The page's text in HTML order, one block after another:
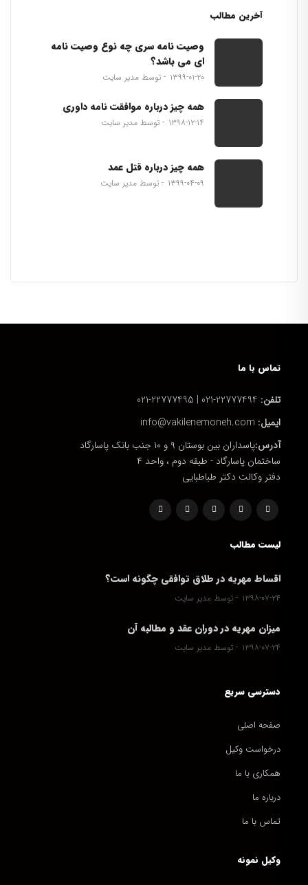
آخرین مطالب
وصیت نامه سری چه نوع وصیت نامه
ای می باشد؟
۱۳۹۹-۰۱-۲۰ توسط مدیر سایت
همه چیز درباره موافقت نامه داوری
۱۳۹۸-۱۲-۱۴ توسط مدیر سایت
همه چیز درباره قتل عمد
۱۳۹۹-۰۴-۰۹ توسط مدیر سایت
تماس با ما
تلفن:
ایمیل:
آدرس:پاسداران بین بوستان ۹ و ۱۰ جنب بانک پاسارگاد
ساختمان پاسارگاد - طبقه دوم ، واحد ۴
دفتر وکالت دکتر طباطبایی
لیست مطالب
اقساط مهریه در طلاق توافقی چگونه است؟
۱۳۹۸-۰۷-۲۴ توسط مدیر سایت
میزان مهریه در دوران عقد و مطالبه آن
۱۳۹۸-۰۷-۲۴ توسط مدیر سایت
دسترسی سریع
صفحه اصلی
درخواست وکیل
همکاری با ما
درباره ما
تماس با ما
وکیل نمونه